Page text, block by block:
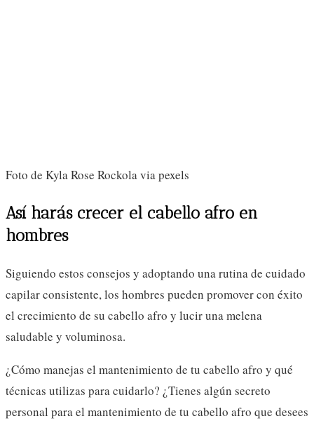
Foto de Kyla Rose Rockola via pexels
Así harás crecer el cabello afro en
hombres
Siguiendo estos consejos y adoptando una rutina de cuidado
capilar consistente, los hombres pueden promover con éxito
el crecimiento de su cabello afro y lucir una melena
saludable y voluminosa.
¿Cómo manejas el mantenimiento de tu cabello afro y qué
técnicas utilizas para cuidarlo? ¿Tienes algún secreto
personal para el mantenimiento de tu cabello afro que desees